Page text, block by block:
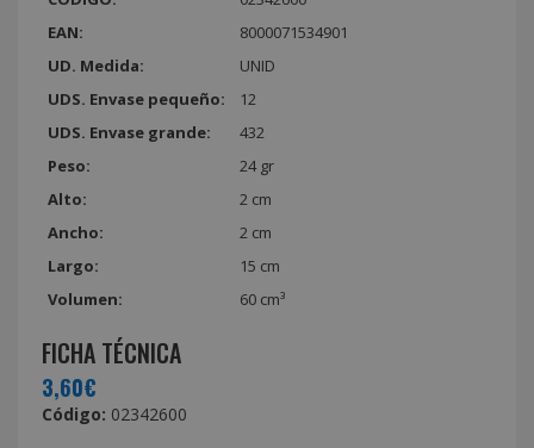
EAN:
8000071534901
UD. Medida:
UNID
UDS. Envase pequeño:
12
UDS. Envase grande:
432
Peso:
24 gr
Alto:
2 cm
Ancho:
2 cm
Largo:
15 cm
Volumen:
60 cm³
FICHA TÉCNICA
3,60€
Código: 02342600